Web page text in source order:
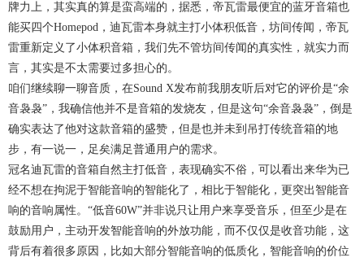
牌力上，其实真的算是蛮高端的，据悉，帝瓦雷最便宜的蓝牙音箱也
能买四个Homepod，迪瓦雷本身就主打小体积低音，坊间传闻，帝瓦
雷重新定义了小体积音箱，我们先不管坊间传闻的真实性，就实力而
言，其实是不太需要过多担心的。
咱们继续聊一聊音质，在Sound X发布前我朋友听后对它的评价是“余
音袅袅”，我确信他并不是音箱的发烧友，但是这句“余音袅袅”，倒是
确实表达了他对这款音箱的盛赞，但是也并未到吊打传统音箱的地
步，有一说一，足矣满足普通用户的需求。
冠名迪瓦雷的音箱自然主打低音，表现确实不俗，可以看出来华为已
经不想在拘泥于智能音响的智能化了，相比于智能化，更突出智能音
响的音响属性。“低音60W”并非说只让用户来享受音乐，但至少是在
鼓励用户，主动开发智能音响的外放功能，而不仅仅是收音功能，这
背后有着很多原因，比如大部分智能音响的低质化，智能音响的价位